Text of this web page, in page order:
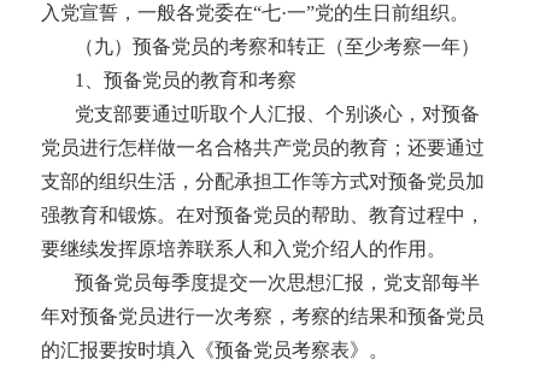
入党宣誓，一般各党委在“七·一”党的生日前组织。
（九）预备党员的考察和转正（至少考察一年）
1、预备党员的教育和考察
党支部要通过听取个人汇报、个别谈心，对预备
党员进行怎样做一名合格共产党员的教育；还要通过
支部的组织生活，分配承担工作等方式对预备党员加
强教育和锻炼。在对预备党员的帮助、教育过程中，
要继续发挥原培养联系人和入党介绍人的作用。
预备党员每季度提交一次思想汇报，党支部每半
年对预备党员进行一次考察，考察的结果和预备党员
的汇报要按时填入《预备党员考察表》。